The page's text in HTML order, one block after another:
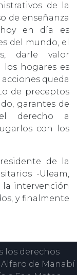
de la
de enseñanza
hoy en día es
del mundo, el
darle valor
los hogares es
queda
de preceptos
garantes de
derecho a
con los
de la
-Uleam,
la intervención
y finalmente
los derechos
Alfaro de Manabí